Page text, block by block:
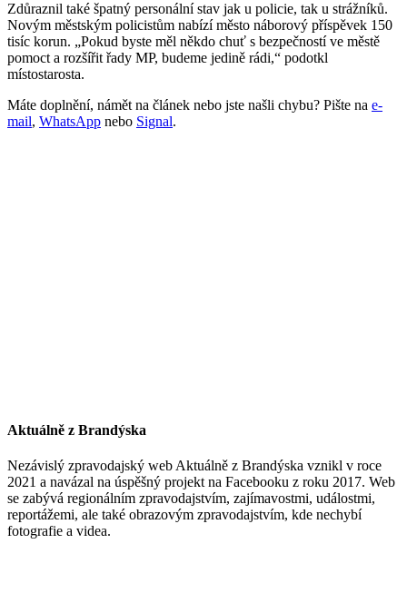
Zdůraznil také špatný personální stav jak u policie, tak u strážníků.
Novým městským policistům nabízí město náborový příspěvek 150
tisíc korun. „Pokud byste měl někdo chuť s bezpečností ve městě
pomoct a rozšířit řady MP, budeme jedině rádi,“ podotkl
místostarosta.
Máte doplnění, námět na článek nebo jste našli chybu? Pište na e-
mail, WhatsApp nebo Signal.
Aktuálně z Brandýska
Nezávislý zpravodajský web Aktuálně z Brandýska vznikl v roce
2021 a navázal na úspěšný projekt na Facebooku z roku 2017. Web
se zabývá regionálním zpravodajstvím, zajímavostmi, událostmi,
reportážemi, ale také obrazovým zpravodajstvím, kde nechybí
fotografie a videa.